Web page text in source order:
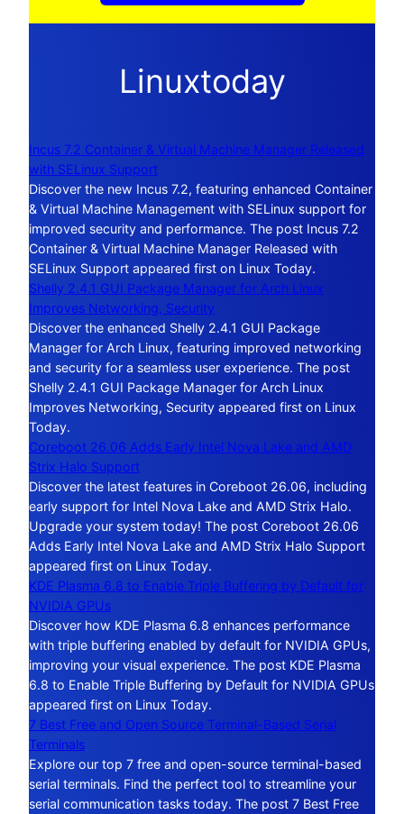
Linuxtoday
Incus 7.2 Container & Virtual Machine Manager Released
with SELinux Support
Discover the new Incus 7.2, featuring enhanced Container
& Virtual Machine Management with SELinux support for
improved security and performance. The post Incus 7.2
Container & Virtual Machine Manager Released with
SELinux Support appeared first on Linux Today.
Shelly 2.4.1 GUI Package Manager for Arch Linux
Improves Networking, Security
Discover the enhanced Shelly 2.4.1 GUI Package
Manager for Arch Linux, featuring improved networking
and security for a seamless user experience. The post
Shelly 2.4.1 GUI Package Manager for Arch Linux
Improves Networking, Security appeared first on Linux
Today.
Coreboot 26.06 Adds Early Intel Nova Lake and AMD
Strix Halo Support
Discover the latest features in Coreboot 26.06, including
early support for Intel Nova Lake and AMD Strix Halo.
Upgrade your system today! The post Coreboot 26.06
Adds Early Intel Nova Lake and AMD Strix Halo Support
appeared first on Linux Today.
KDE Plasma 6.8 to Enable Triple Buffering by Default for
NVIDIA GPUs
Discover how KDE Plasma 6.8 enhances performance
with triple buffering enabled by default for NVIDIA GPUs,
improving your visual experience. The post KDE Plasma
6.8 to Enable Triple Buffering by Default for NVIDIA GPUs
appeared first on Linux Today.
7 Best Free and Open Source Terminal-Based Serial
Terminals
Explore our top 7 free and open-source terminal-based
serial terminals. Find the perfect tool to streamline your
serial communication tasks today. The post 7 Best Free